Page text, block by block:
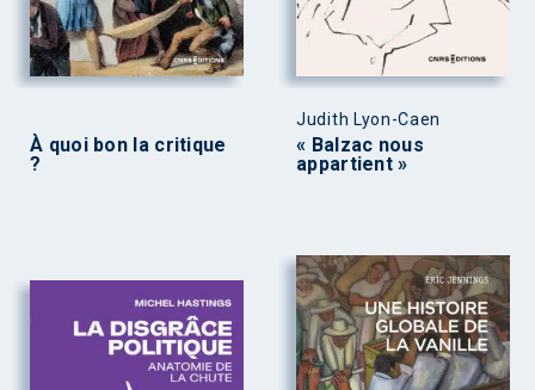
À quoi bon la critique
?
Judith Lyon-Caen
« Balzac nous
appartient »